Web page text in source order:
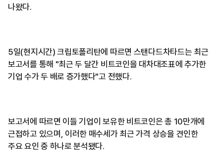
나왔다.
5일(현지시간) 크립토폴리탄에 따르면 스탠다드차타드는 최근
보고서를 통해 "최근 두 달간 비트코인을 대차대조표에 추가한
기업 수가 두 배로 증가했다"고 전했다.
보고서에 따르면 이들 기업이 보유한 비트코인은 총 10만개에
근접하고 있으며, 이러한 매수세가 최근 가격 상승을 견인한
주요 요인 중 하나로 분석됐다.